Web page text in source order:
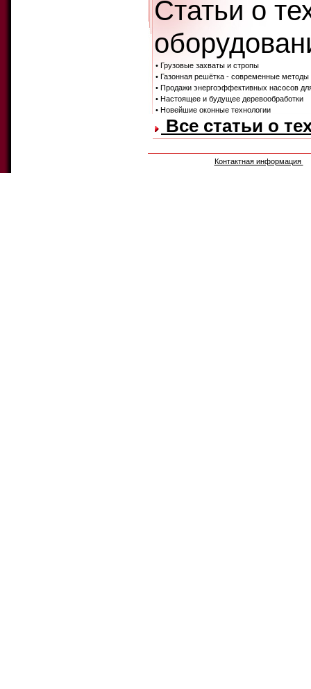
Статьи о
• Грузовые захваты и стропы
• Газонная решётка - современные методы
• Продажи энергоэффективных насосов
• Настоящее и будущее деревообработки
• Новейшие оконные технологии
Все статьи о
Контактная информация